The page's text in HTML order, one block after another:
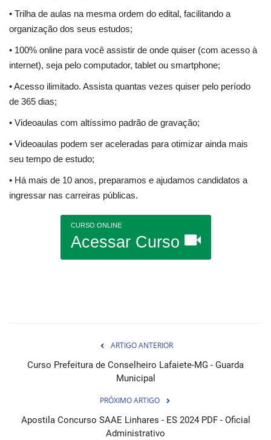
• Trilha de aulas na mesma ordem do edital, facilitando a
organização dos seus estudos;
• 100% online para você assistir de onde quiser (com acesso à
internet), seja pelo computador, tablet ou smartphone;
• Acesso ilimitado. Assista quantas vezes quiser pelo período
de 365 dias;
• Videoaulas com altíssimo padrão de gravação;
• Videoaulas podem ser aceleradas para otimizar ainda mais
seu tempo de estudo;
• Há mais de 10 anos, preparamos e ajudamos candidatos a
ingressar nas carreiras públicas.
CURSO ONLINE
Acessar Curso
ARTIGO ANTERIOR
Curso Prefeitura de Conselheiro Lafaiete-MG - Guarda
Municipal
PRÓXIMO ARTIGO
Apostila Concurso SAAE Linhares - ES 2024 PDF - Oficial
Administrativo